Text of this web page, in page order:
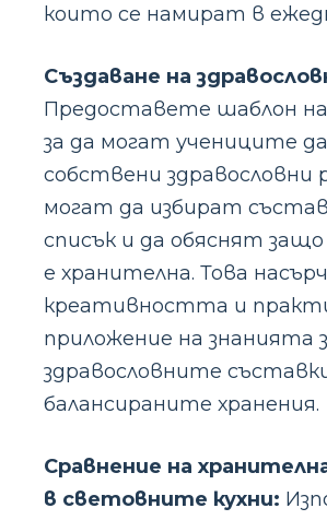
които се намират в
Създаване на
Предоставете шаблон
за да могат учениците
собствени здравословни
могат да избират
списък и да обяснят
е хранителна. Това
креативността и
приложение на знанията
здравословните
балансираните хранения.
Сравнение на
в световните кухни: